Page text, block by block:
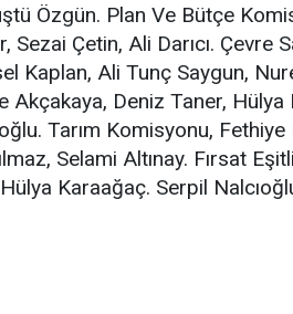
Özgün. Plan Ve Bütçe
Sezai Çetin, Ali Darıcı. Çevre
Kaplan, Ali Tunç Saygun,
Akçakaya, Deniz Taner,
Tarım Komisyonu,
Selami Altınay. Fırsat
Karaağaç. Serpil